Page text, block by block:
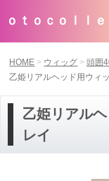
ｏｔｏｃｏｌｌ
HOME ウィッグ
頭囲
乙姫リアルヘッド用ウ
乙姫リアル
レイ